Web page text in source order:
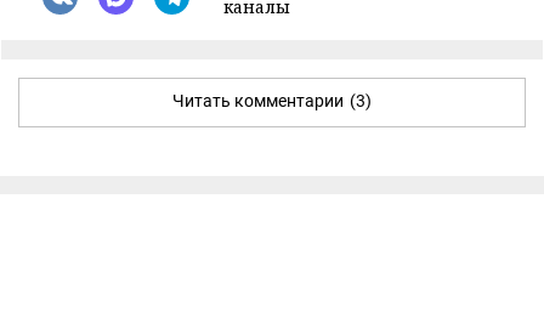
каналы
Читать комментарии (3)